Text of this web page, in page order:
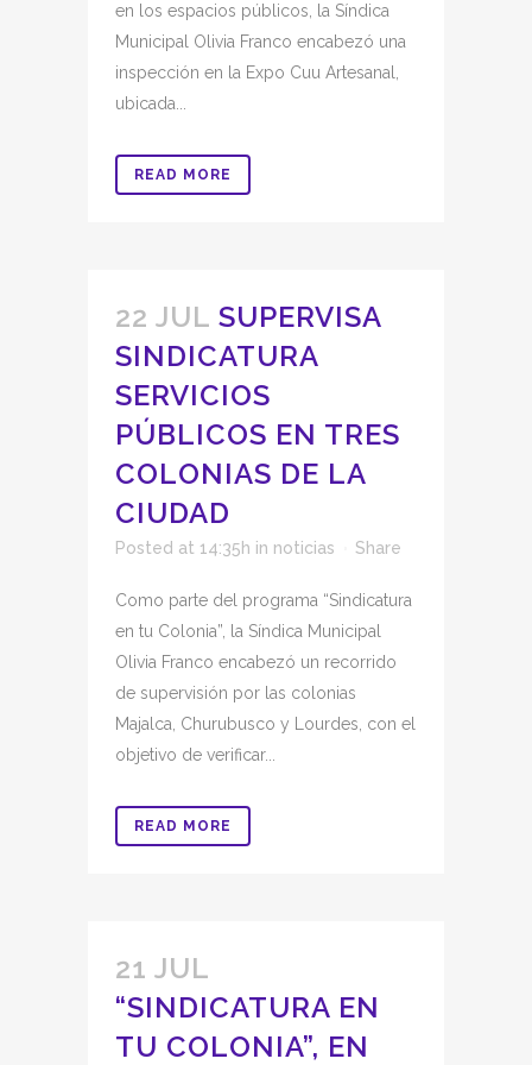
en los espacios públicos, la Síndica
Municipal Olivia Franco encabezó una
inspección en la Expo Cuu Artesanal,
ubicada...
READ MORE
22 JUL SUPERVISA
SINDICATURA
SERVICIOS
PÚBLICOS EN TRES
COLONIAS DE LA
CIUDAD
Posted at 14:35h in noticias Share
Como parte del programa “Sindicatura
en tu Colonia”, la Síndica Municipal
Olivia Franco encabezó un recorrido
de supervisión por las colonias
Majalca, Churubusco y Lourdes, con el
objetivo de verificar...
READ MORE
21 JUL
“SINDICATURA EN
TU COLONIA”, EN